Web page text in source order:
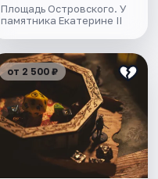
Площадь Островского. У
памятника Екатерине II
от 2 500 ₽